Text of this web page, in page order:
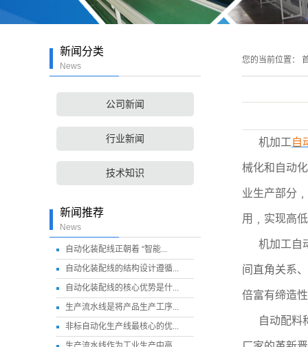
新闻分类
News
公司新闻
行业新闻
技术知识
新闻推荐
News
自动化装配线正朝着 “智能...
自动化装配线的结构设计遵循...
自动化装配线的核心优势是什...
生产流水线是将产品生产工序...
非标自动化生产线最核心的优...
您的当前位置：
机加工自
械化和自动
业生产部分
用﹐实现高
机加工自
间直角关系
倍富有缔造
自动配料